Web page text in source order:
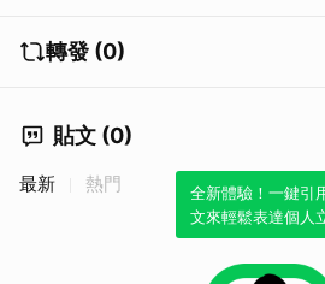
轉發 (0)
貼文 (0)
全新體驗！一鍵引
文來輕鬆表達個人
最新 熱門